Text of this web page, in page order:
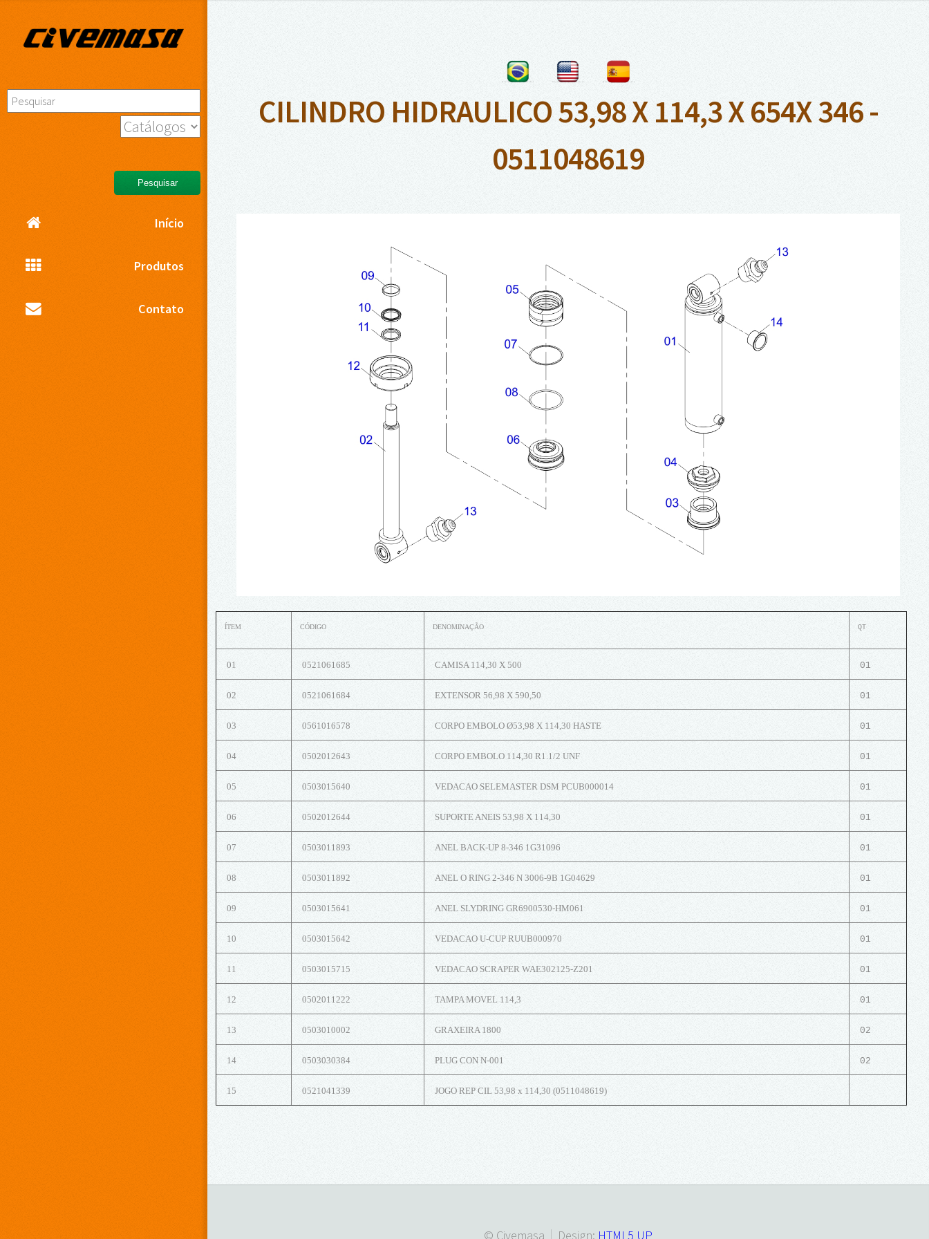
Pesquisar
Início
Produtos
Contato
CILINDRO HIDRAULICO 53,98 X 114,3 X 654X 346 -
0511048619
ÍTEM CÓDIGO DENOMINAÇÃO QT
01 0521061685 CAMISA 114,30 X 500 01
02 0521061684 EXTENSOR 56,98 X 590,50 01
03 0561016578 CORPO EMBOLO Ø53,98 X 114,30 HASTE 01
04 0502012643 CORPO EMBOLO 114,30 R1.1/2 UNF 01
05 0503015640 VEDACAO SELEMASTER DSM PCUB000014 01
06 0502012644 SUPORTE ANEIS 53,98 X 114,30 01
07 0503011893 ANEL BACK-UP 8-346 1G31096 01
08 0503011892 ANEL O RING 2-346 N 3006-9B 1G04629 01
09 0503015641 ANEL SLYDRING GR6900530-HM061 01
10 0503015642 VEDACAO U-CUP RUUB000970 01
11 0503015715 VEDACAO SCRAPER WAE302125-Z201 01
12 0502011222 TAMPA MOVEL 114,3 01
13 0503010002 GRAXEIRA 1800 02
14 0503030384 PLUG CON N-001 02
15 0521041339 JOGO REP CIL 53,98 x 114,30 (0511048619)
© Civemasa Design: HTML5 UP